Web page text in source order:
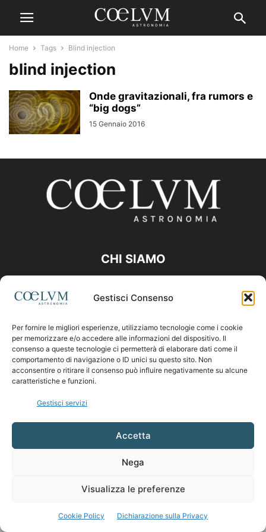
Gestisci Consenso
Per fornire le migliori esperienze, utilizziamo tecnologie come i cookie
per memorizzare e/o accedere alle informazioni del dispositivo. Il
consenso a queste tecnologie ci permetterà di elaborare dati come il
comportamento di navigazione o ID unici su questo sito. Non
acconsentire o ritirare il consenso può influire negativamente su alcune
caratteristiche e funzioni.
Gestisci servizi
Accetta
Nega
Visualizza le preferenze
Cookie Policy Dichiarazione sulla Privacy
Home Tags Blind injection
blind injection
Onde gravitazionali, fra rumors e
“big dogs”
15 Gennaio 2016
CHI SIAMO
Contattaci:coelumastro@coelum.com
SEGUICI